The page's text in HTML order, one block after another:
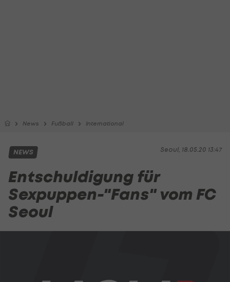
News Fußball International
Seoul, 18.05.20 13:47
NEWS
Entschuldigung für
Sexpuppen-"Fans" vom FC
Seoul